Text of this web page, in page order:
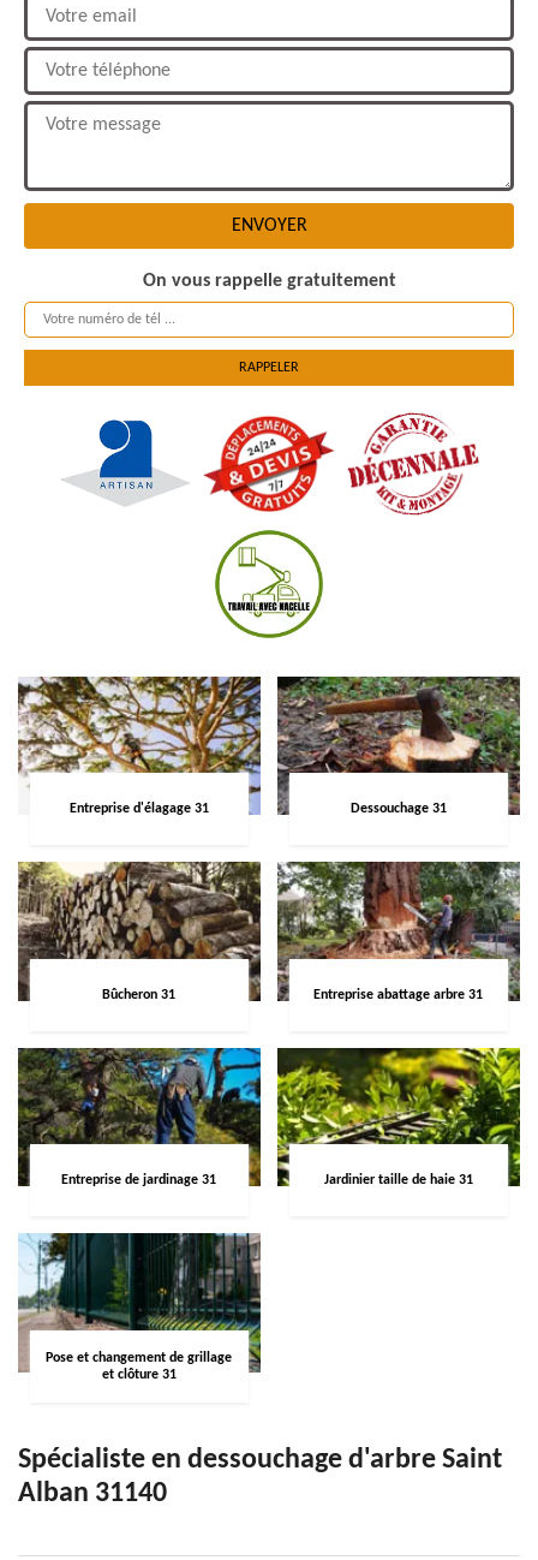
On vous rappelle gratuitement
Entreprise d'élagage 31 Dessouchage 31
Bûcheron 31 Entreprise abattage arbre 31
Entreprise de jardinage 31 Jardinier taille de haie 31
Pose et changement de grillage
et clôture 31
Spécialiste en dessouchage d'arbre Saint
Alban 31140